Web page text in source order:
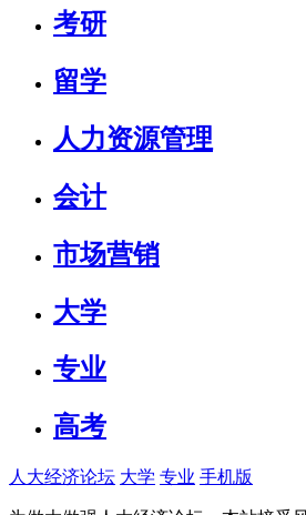
考研
留学
人力资源管理
会计
市场营销
大学
专业
高考
人大经济论坛 大学 专业 手机版